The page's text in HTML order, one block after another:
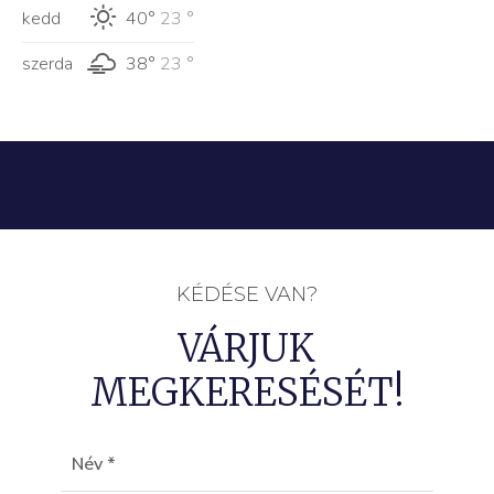
kedd 40° 23 °
szerda
38° 23 °
KÉDÉSE VAN?
VÁRJUK
MEGKERESÉSÉT!